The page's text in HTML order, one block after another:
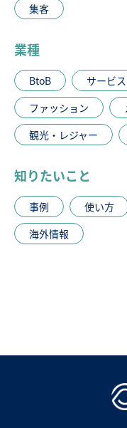
集客
業種
BtoB
サービ
ファッション
観光・レジャー
知りたいこと
事例 使い方
海外情報